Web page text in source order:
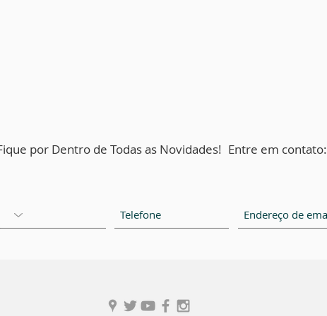
por Dentro de Todas as Novidades! Entre em contato: